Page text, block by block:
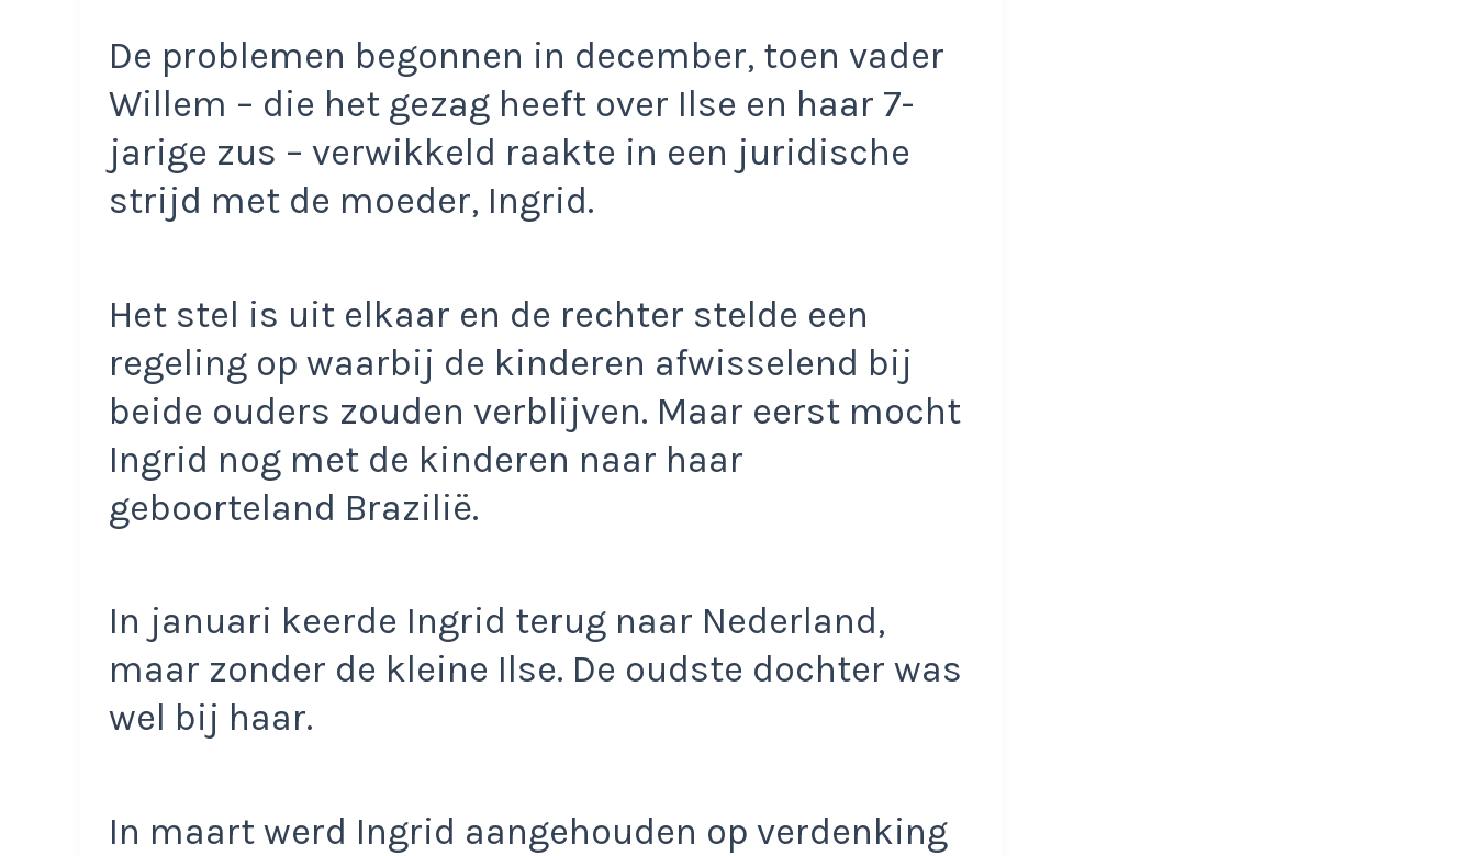
De problemen begonnen in december, toen vader
Willem – die het gezag heeft over Ilse en haar 7-
jarige zus – verwikkeld raakte in een juridische
strijd met de moeder, Ingrid.
Het stel is uit elkaar en de rechter stelde een
regeling op waarbij de kinderen afwisselend bij
beide ouders zouden verblijven. Maar eerst mocht
Ingrid nog met de kinderen naar haar
geboorteland Brazilië.
In januari keerde Ingrid terug naar Nederland,
maar zonder de kleine Ilse. De oudste dochter was
wel bij haar.
In maart werd Ingrid aangehouden op verdenking